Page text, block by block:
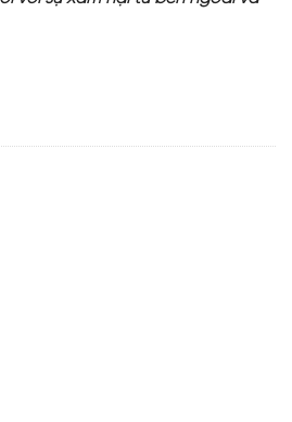
– Kem Dưỡng HA Bảo Vệ và Nuôi